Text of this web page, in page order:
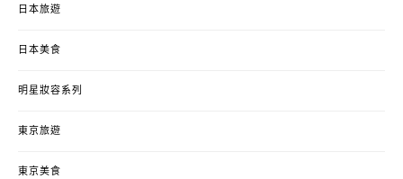
日本旅遊
日本美食
明星妝容系列
東京旅遊
東京美食